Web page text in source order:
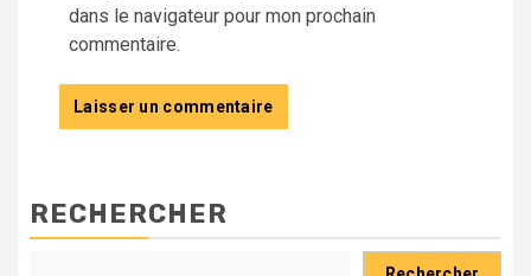
dans le navigateur pour mon prochain
commentaire.
RECHERCHER